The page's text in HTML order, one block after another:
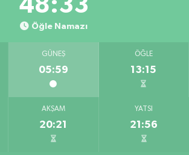
48:33
Öğle Namazı
GÜNEŞ
05:59
ÖĞLE
13:15
AKŞAM
20:21
YATSI
21:56